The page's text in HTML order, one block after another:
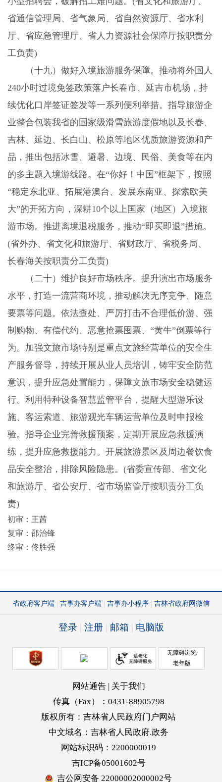
省通信管理局、省气象局、省自然资源厅、省水利
厅、省应急管理厅、省人力资源社会保障厅按职责分
工负责)
（十九）做好入境旅游服务保障。 推动将外国人
240小时过境免签政策落户长春市、延吉市机场，持
续优化口岸签证签发等一系列便利举措。指导旅游企
业整合包装我省的国家级滑雪旅游度假地以及长春、
吉林、延边、长白山、松原等地区优质旅游资源和产
品，推出包括冰雪、避暑、边境、民俗、美食等在内
的多主题入境游线路。在“你好！中国”框架下，按照
“稳定东北亚、拓展港澳台、发展东南亚、探索欧美
大”的开拓方向，深耕10个以上国家（地区）入境旅
游市场。推进离境退税服务，推动“即买即退”措施。
(省外办、省文化和旅游厅、省财政厅、省税务局、
长春海关按职责分工负责)
（二十）维护良好市场秩序。 提升演出市场服务
水平，打造一流营商环境，推动解决无序竞争、随意
要票等问题。依法查处、严厉打击不合理低价游、强
制购物、有偿代约、恶意抢票囤票、“黄牛”倒票等行
为。加强文旅市场特别是重点文旅经营单位的安全生
产服务督导，持续开展从业人员培训，铸牢安全防范
意识，提升应急处置能力，保障文旅市场安全稳健运
行。利用特种设备智慧监管平台，提醒大型游乐设
施、客运索道、旅游观光车辆运营单位及时申报检
验。指导企业完善救援预案，定期开展应急救援演
练，提升应急救援能力。开展旅游景区及周边餐饮食
品安全整治，排除风险隐患。 (省委宣传部、省文化
和旅游厅、省公安厅、省市场监管厅按职责分工负
责)
初审：王茜
复审：邵治锋
终审：佟胜强